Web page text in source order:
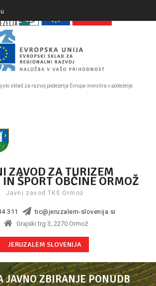
sklad za razvoj podeželja Evropa investira v podeželje.
ZAVOD ZA TURIZEM
IN ŠPORT OBČINE ORMOŽ
Javni zavod TKŠ Ormož
311
tic@jeruzalem-slovenija.si
Grajski trg 3, 2270 Ormož
JERUZALEM SLOVENIJA
JAVNO ZBIRANJE PONUDB